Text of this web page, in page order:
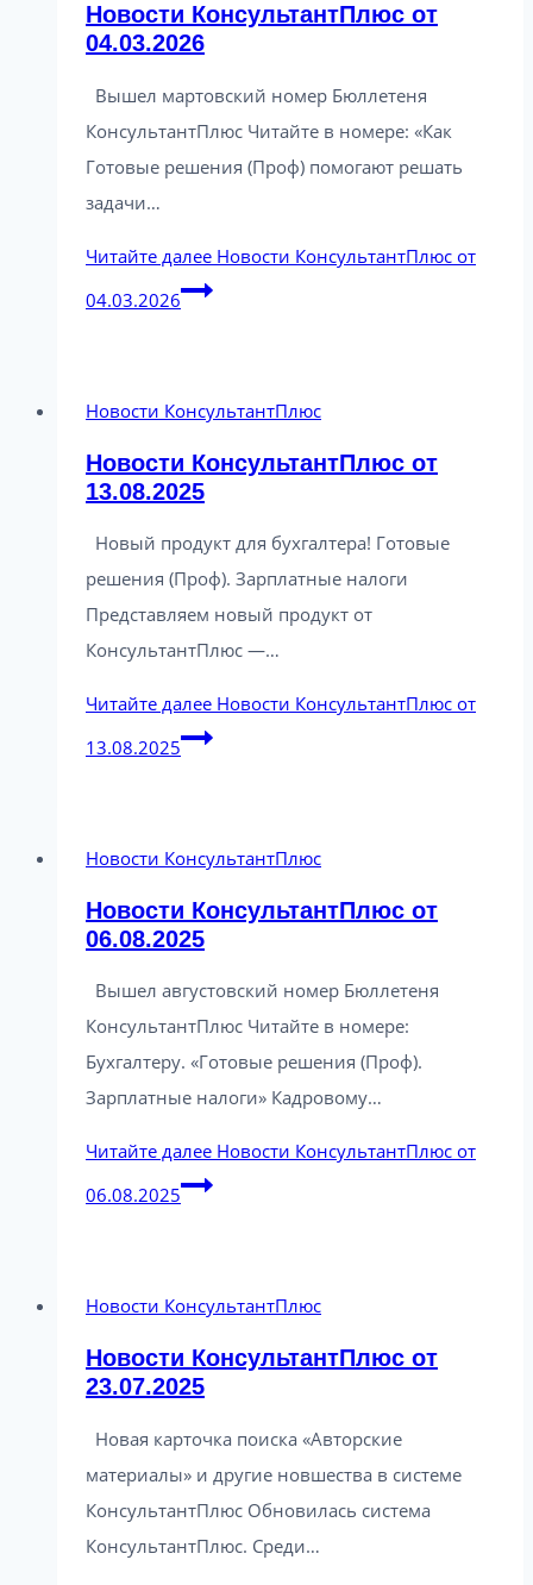
Новости КонсультантПлюс от
04.03.2026
Вышел мартовский номер Бюллетеня
КонсультантПлюс Читайте в номере: «Как
Готовые решения (Проф) помогают решать
задачи…
Читайте далее Новости КонсультантПлюс от
04.03.2026
Новости КонсультантПлюс
Новости КонсультантПлюс от
13.08.2025
Новый продукт для бухгалтера! Готовые
решения (Проф). Зарплатные налоги
Представляем новый продукт от
КонсультантПлюс —…
Читайте далее Новости КонсультантПлюс от
13.08.2025
Новости КонсультантПлюс
Новости КонсультантПлюс от
06.08.2025
Вышел августовский номер Бюллетеня
КонсультантПлюс Читайте в номере:
Бухгалтеру. «Готовые решения (Проф).
Зарплатные налоги» Кадровому…
Читайте далее Новости КонсультантПлюс от
06.08.2025
Новости КонсультантПлюс
Новости КонсультантПлюс от
23.07.2025
Новая карточка поиска «Авторские
материалы» и другие новшества в системе
КонсультантПлюс Обновилась система
КонсультантПлюс. Среди…